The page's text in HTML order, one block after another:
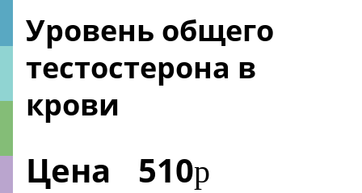
Уровень общего
тестостерона в
крови
Цена 510р